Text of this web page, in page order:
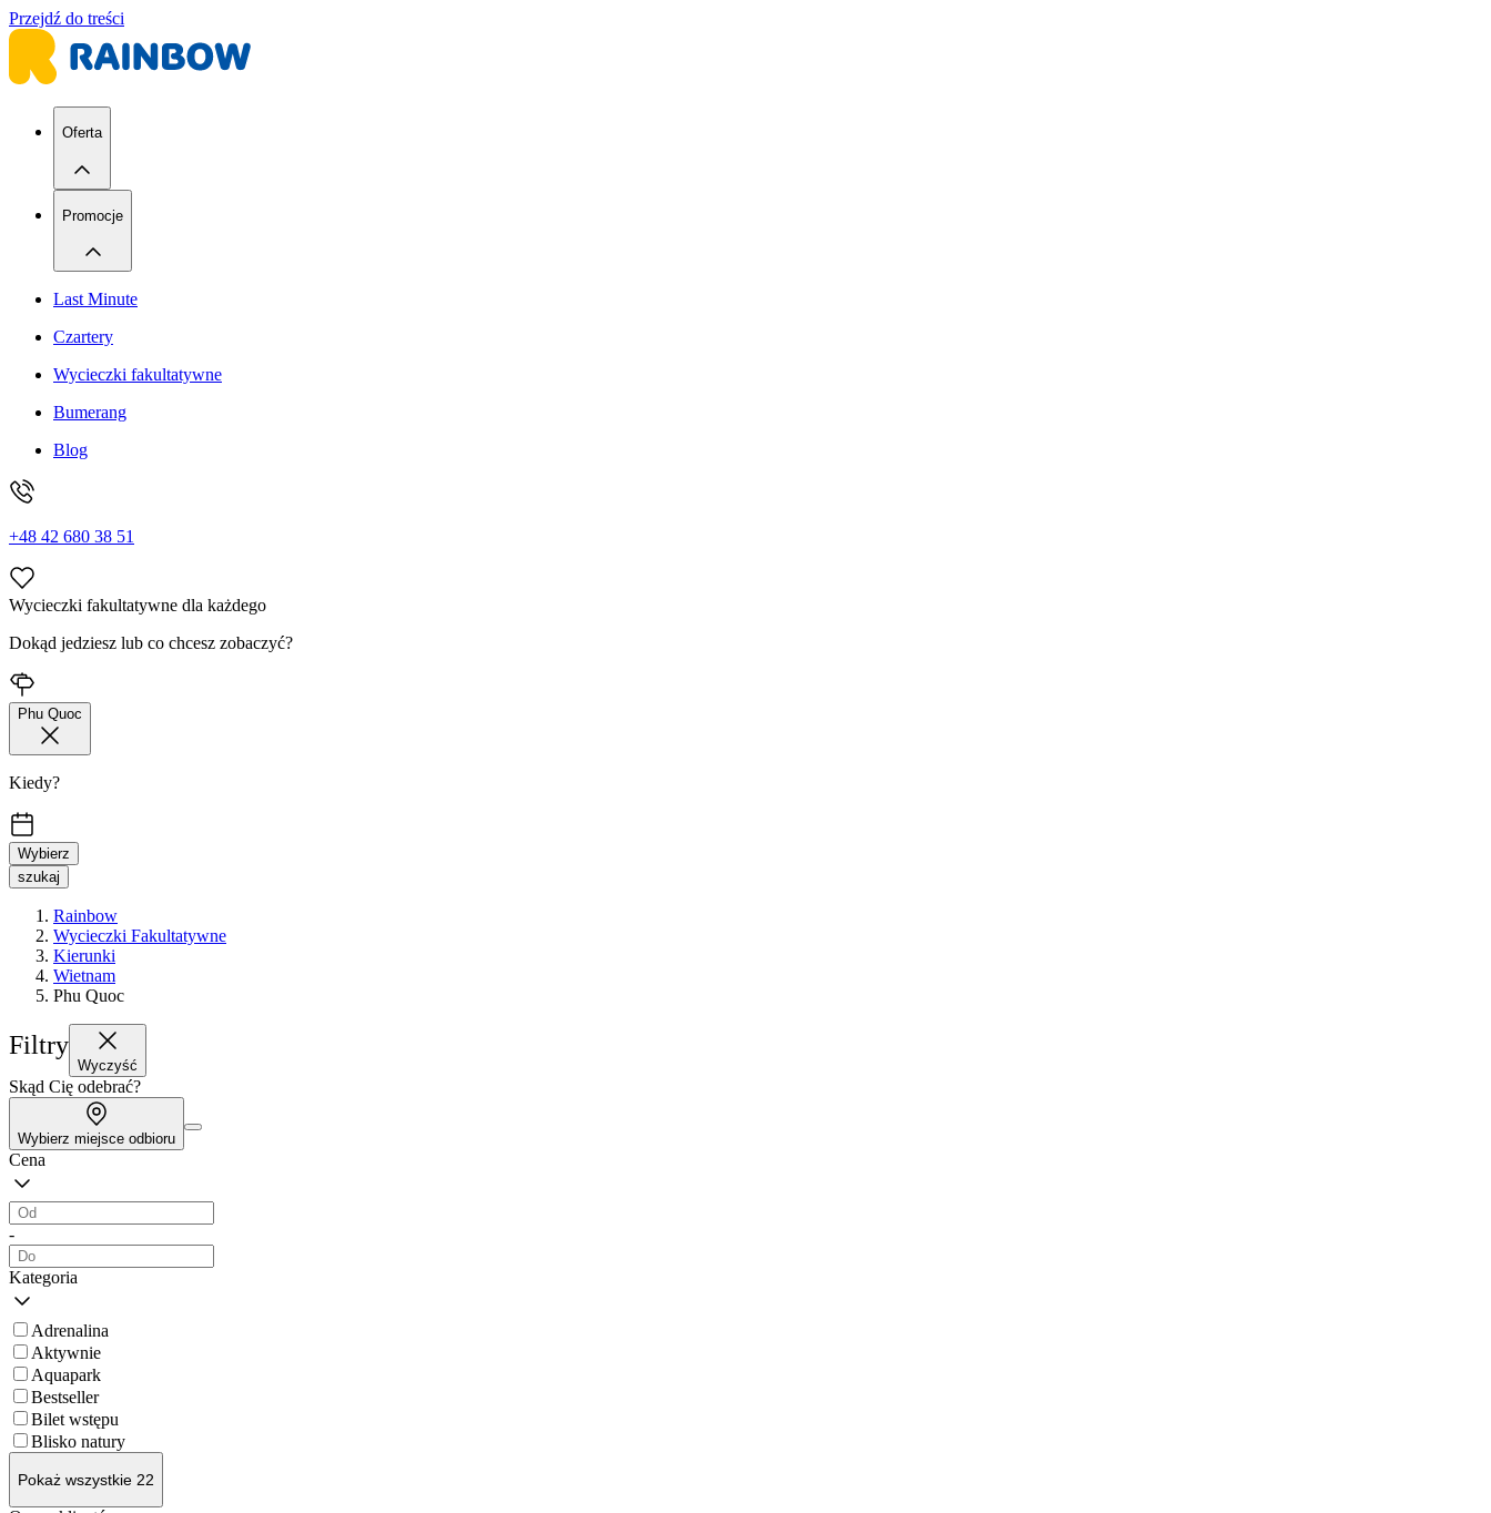
Przejdź do treści
Oferta
Promocje
Last Minute
Czartery
Wycieczki fakultatywne
Bumerang
Blog
+48 42 680 38 51
Wycieczki fakultatywne dla każdego
Dokąd jedziesz lub co chcesz zobaczyć?
Phu Quoc
Kiedy?
Wybierz
szukaj
Rainbow
Wycieczki Fakultatywne
Kierunki
Wietnam
Phu Quoc
Filtry
Wyczyść
Skąd Cię odebrać?
Wybierz miejsce odbioru
Cena
-
Kategoria
Adrenalina
Aktywnie
Aquapark
Bestseller
Bilet wstępu
Blisko natury
Pokaż wszystkie 22